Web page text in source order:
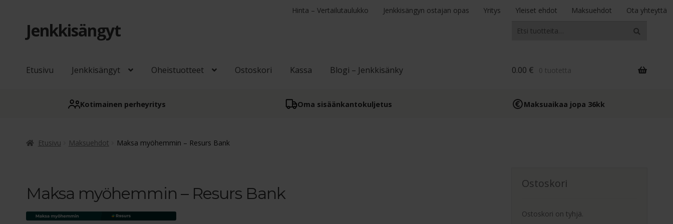
Siirry
navigointiin
Siirry
sisältöön
Jenkkisängyt
Hinta – Vertailutaulukko Jenkkisängyn ostajan opas Yritys Yleiset ehdot Maksuehdot
Ota yhteyttä
Haku
Etusivu Jenkkisängyt Oheistuotteet Ostoskori Kassa Blogi – Jenkkisänky 0.00 € 0 tuotetta
Kotimainen perheyritys Oma sisään­kantokuljetus Maksuaikaa jopa 36kk
Etusivu Maksuehdot Maksa myöhemmin – Resurs Bank
Maksa myöhemmin – Resurs Bank
Ostoskori
Ostoskori on tyhjä.